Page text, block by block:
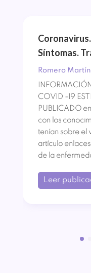
Síntomas.
Romero Martín
COVID -19
PUBLICADO
con los
tenían sobre el
artículo
de la
Leer